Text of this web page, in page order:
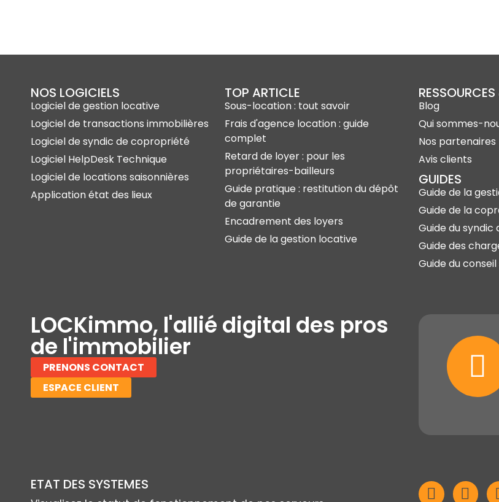
NOS LOGICIELS
Logiciel de gestion locative
Logiciel de transactions immobilières
Logiciel de syndic de copropriété
Logiciel HelpDesk Technique
Logiciel de locations saisonnières
Application état des lieux
TOP ARTICLE
Sous-location : tout savoir
Frais d'agence location : guide
complet
Retard de loyer : pour les
propriétaires-bailleurs
Guide pratique : restitution du dépôt
de garantie
Encadrement des loyers
Guide de la gestion locative
Blog
Qui sommes-
Nos partenaires
Avis clients
GUIDES
Guide de la
Guide de la
Guide du
Guide des
Guide du
LOCKimmo, l'allié digital des pros
de l'immobilier
PRENONS CONTACT
ESPACE CLIENT
ETAT DES SYSTEMES